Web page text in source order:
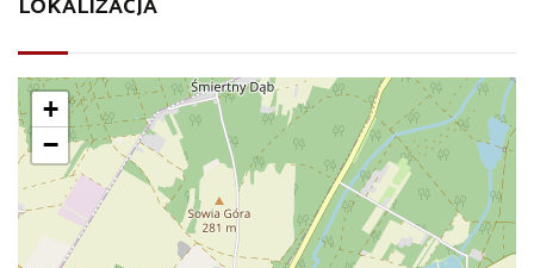
LOKALIZACJA
+
−